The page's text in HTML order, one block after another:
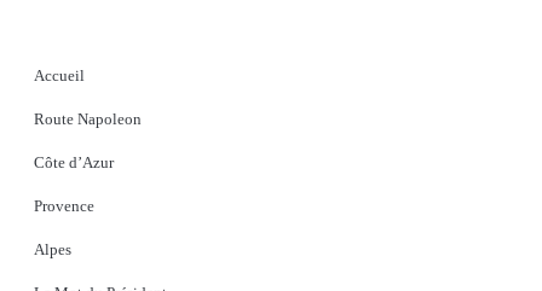
Accueil
Route Napoleon
Côte d’Azur
Provence
Alpes